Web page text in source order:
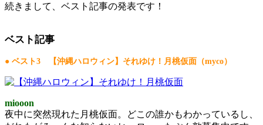
続きまして、ベスト記事の発表です！
ベスト記事
● ベスト3 【沖縄ハロウィン】それゆけ！月桃仮面 （myco）
miooon
夜中に突然現れた月桃仮面。どこの誰かもわかっているし、